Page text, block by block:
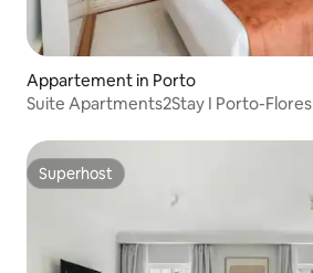
Appartement in Porto
Suite Apartments2Stay I Porto-Flores
Superhost
Superhost